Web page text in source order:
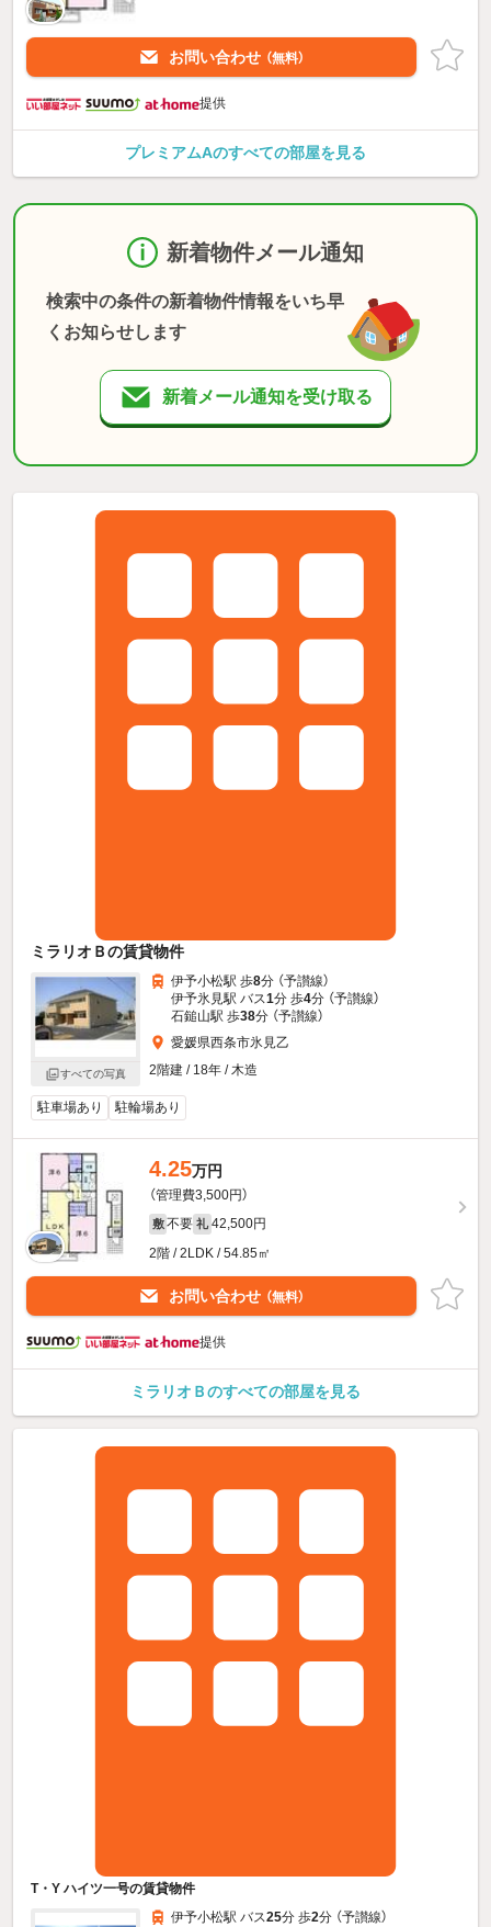
お問い合わせ （無料）
提供
プレミアムAのすべての部屋を見る
新着物件メール通知
検索中の条件の新着物件情報をいち早
くお知らせします
新着メール通知を受け取る
ミラリオＢの賃貸物件
すべての写真
伊予小松駅 歩8分 （予讃線）
伊予氷見駅 バス1分 歩4分 （予讃線）
石鎚山駅 歩38分 （予讃線）
愛媛県西条市氷見乙
2階建 / 18年 / 木造
駐車場あり 駐輪場あり
4.25万円
（管理費3,500円）
敷 不要 礼 42,500円
2階 / 2LDK / 54.85㎡
お問い合わせ （無料）
提供
ミラリオＢのすべての部屋を見る
T・Y ハイツ一号の賃貸物件
伊予小松駅 バス25分 歩2分 （予讃線）